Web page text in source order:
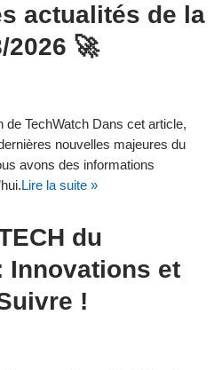
actualités de la
2026 🚀
de TechWatch Dans cet article,
nouvelles majeures du
avons des informations
Lire la suite »
du
Innovations et
!